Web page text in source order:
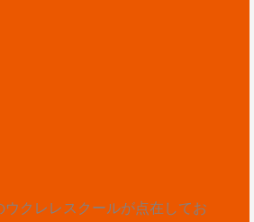
クレレスクールが点在してお